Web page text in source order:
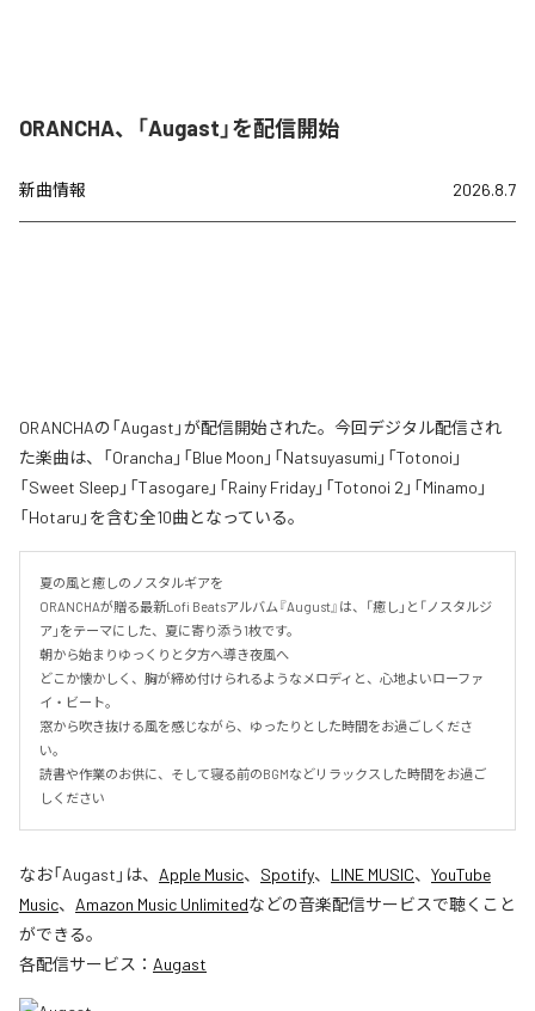
ORANCHA、「Augast」を配信開始
新曲情報 2026.8.7
ORANCHAの「Augast」が配信開始された。今回デジタル配信され
た楽曲は、「Orancha」「Blue Moon」「Natsuyasumi」「Totonoi」
「Sweet Sleep」「Tasogare」「Rainy Friday」「Totonoi 2」「Minamo」
「Hotaru」を含む全10曲となっている。
夏の風と癒しのノスタルギアを
ORANCHAが贈る最新Lofi Beatsアルバム『August』は、「癒し」と「ノスタルジ
ア」をテーマにした、夏に寄り添う1枚です。
朝から始まりゆっくりと夕方へ導き夜風へ
どこか懐かしく、胸が締め付けられるようなメロディと、心地よいローファ
イ・ビート。
窓から吹き抜ける風を感じながら、ゆったりとした時間をお過ごしくださ
い。
読書や作業のお供に、そして寝る前のBGMなどリラックスした時間をお過ご
しください
なお「Augast 」は、 Apple Music、 Spotify、 LINE MUSIC、 YouTube
Music、 Amazon Music Unlimitedなどの音楽配信サービスで聴くこと
ができる。
各配信サービス： Augast